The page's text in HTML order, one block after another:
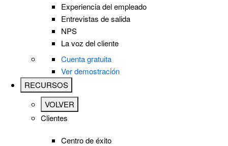
Experiencia del empleado
Entrevistas de salida
NPS
La voz del cliente
Cuenta gratuita
Ver demostración
RECURSOS
VOLVER
Clientes
Centro de éxito